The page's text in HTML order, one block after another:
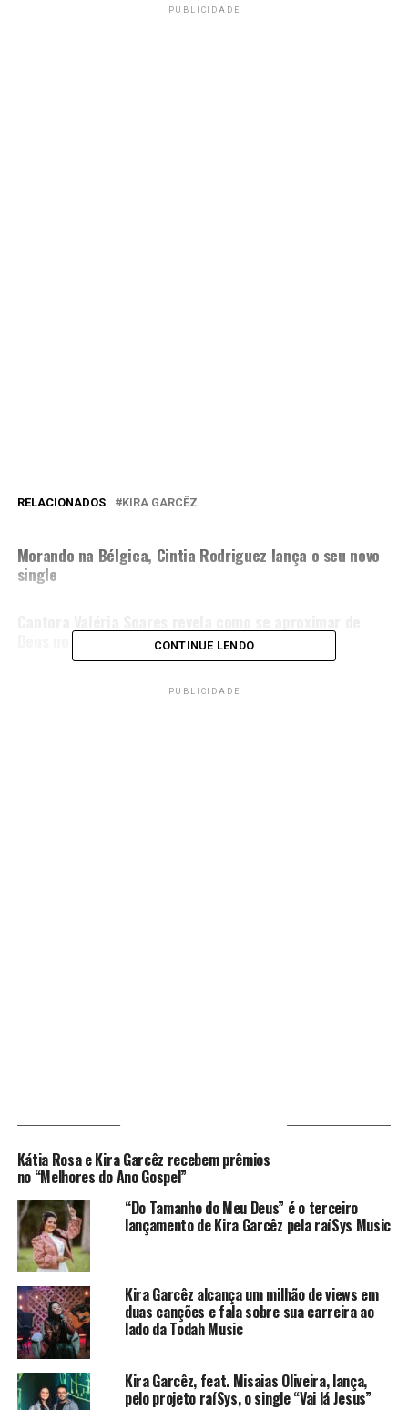
PUBLICIDADE
RELACIONADOS KIRA GARCÊZ
Morando na Bélgica, Cintia Rodriguez lança o seu novo
single
Deus no single “De Todo Coração”
CONTINUE LENDO
PUBLICIDADE
Kátia Rosa e Kira Garcêz recebem prêmios
no “Melhores do Ano Gospel”
“Do Tamanho do Meu Deus” é o terceiro
lançamento de Kira Garcêz pela raíSys Music
Kira Garcêz alcança um milhão de views em
duas canções e fala sobre sua carreira ao
lado da Todah Music
Kira Garcêz, feat. Misaias Oliveira, lança,
pelo projeto raíSys, o single “Vai lá Jesus”